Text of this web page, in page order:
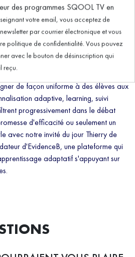
02/2026) – EvidenceB :
adaptatif
au même rythme pour tous ? Est-
de façon uniforme à des élèves aux
adaptive, learning, suivi
progressivement dans le débat
d'efficacité ou seulement un
avec notre invité du jour Thierry de
d'EvidenceB, une plateforme qui
adaptatif s'appuyant sur
des programmes SQOOL TV en
votre email, vous acceptez de
par courrier électronique et vous
politique de confidentialité. Vous pouvez
avec le bouton de désinscription qui
reçu.